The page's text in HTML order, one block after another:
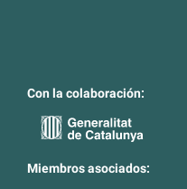
Con la colaboración:
Miembros asociados: